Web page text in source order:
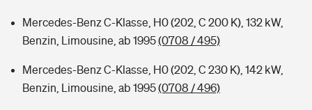
Mercedes-Benz C-Klasse, H0 (202, C 200 K), 132 kW,
Benzin, Limousine, ab 1995(0708 / 495)
Mercedes-Benz C-Klasse, H0 (202, C 230 K), 142 kW,
Benzin, Limousine, ab 1995(0708 / 496)